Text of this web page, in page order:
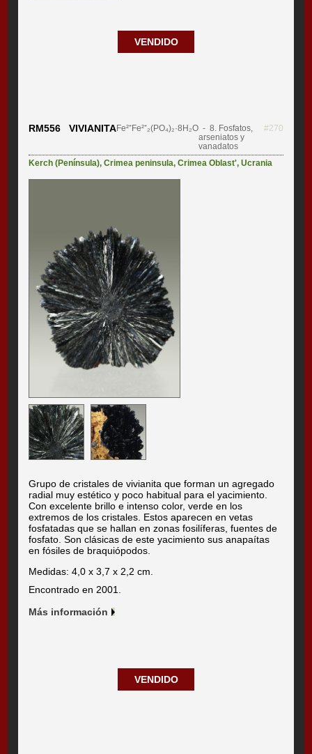
VENDIDO
RM556 VIVIANITAFe²⁺Fe²⁺₂(PO₄)₂·8H₂O - 8. Fosfatos,
arseniatos y
vanadatos
#270
Kerch (Península),Crimea peninsula,Crimea Oblast',Ucrania
Grupo de cristales de vivianita que forman un agregado
radial muy estético y poco habitual para el yacimiento.
Con excelente brillo e intenso color, verde en los
extremos de los cristales. Estos aparecen en vetas
fosfatadas que se hallan en zonas fosilíferas, fuentes de
fosfato. Son clásicas de este yacimiento sus anapaítas
en fósiles de braquiópodos.
Medidas: 4,0 x 3,7 x 2,2 cm.
Encontrado en 2001.
Más información
VENDIDO